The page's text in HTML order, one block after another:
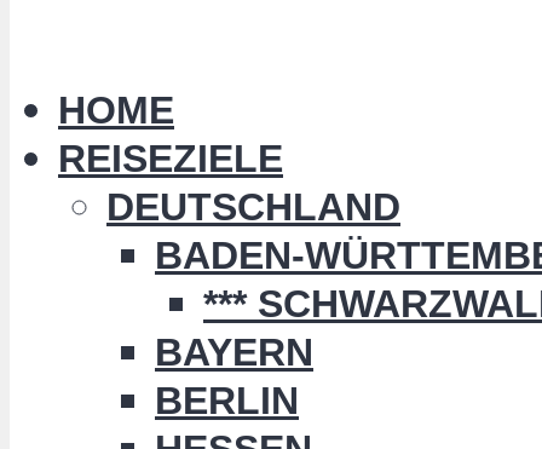
HOME
REISEZIELE
DEUTSCHLAND
BADEN-
***
BAYERN
BERLIN